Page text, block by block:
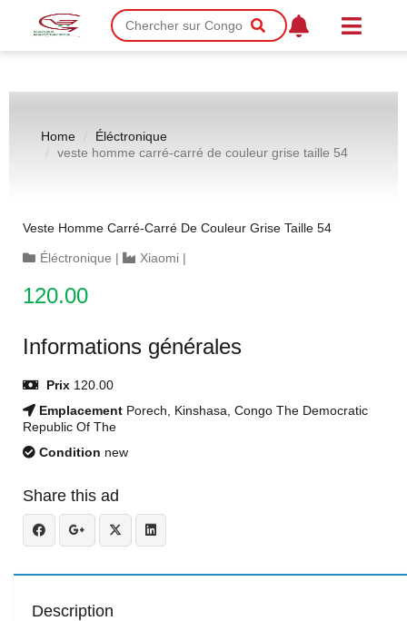
Home
Éléctronique
veste homme carré-carré de couleur grise taille 54
Veste Homme Carré-Carré De Couleur Grise Taille 54
Éléctronique | Xiaomi |
120.00
Informations générales
Prix 120.00
Emplacement Porech, Kinshasa, Congo The Democratic
Republic Of The
Condition new
Share this ad
Description